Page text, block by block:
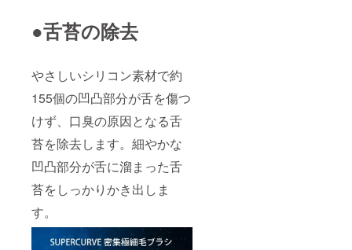
●舌苔の除去
やさしいシリコン素材で約
155個の凹凸部分が舌を傷つ
けず、口臭の原因となる舌
苔を除去します。細やかな
凹凸部分が舌に溜まった舌
苔をしっかりかき出しま
す。